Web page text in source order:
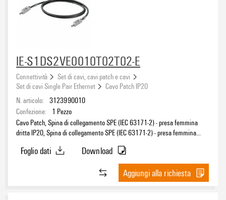
Tipo di prodotto
Filettatura del collegamento
IE-S1DS2VE0010T02T02-E
Connettività
Set di cavi, cavi patch e cavi
Set di cavi Single Pair Ethernet
Cavo Patch IP20
N. articolo: 3123990010
Confezione:
1 Pezzo
Cavo Patch, Spina di collegamento SPE (IEC 63171-2) - presa femmina
dritta IP20, Spina di collegamento SPE (IEC 63171-2) - presa femmina
Foglio dati
Download
Aggiungi alla richiesta